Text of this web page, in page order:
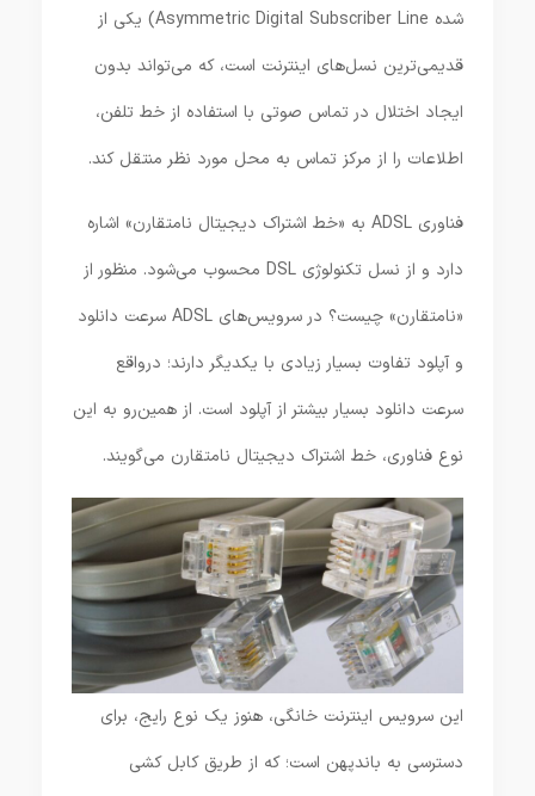
شده Asymmetric Digital Subscriber Line) یکی از
قدیمی‌ترین نسل‌های اینترنت است، که می‌تواند بدون
ایجاد اختلال در تماس صوتی با استفاده از خط تلفن،
اطلاعات را از مرکز تماس به محل مورد نظر منتقل کند.
فناوری ADSL به «خط اشتراک دیجیتال نامتقارن» اشاره
دارد و از نسل تکنولوژی DSL محسوب می‌شود. منظور از
«نامتقارن» چیست؟ در سرویس‌های ADSL سرعت دانلود
و آپلود تفاوت بسیار زیادی با یکدیگر دارند؛ درواقع
سرعت دانلود بسیار بیشتر از آپلود است. از همین‌رو به این
نوع فناوری، خط اشتراک دیجیتال نامتقارن می‌گویند.
این سرویس اینترنت خانگی، هنوز یک نوع رایج، برای
دسترسی به باندپهن است؛ که از طریق کابل کشی